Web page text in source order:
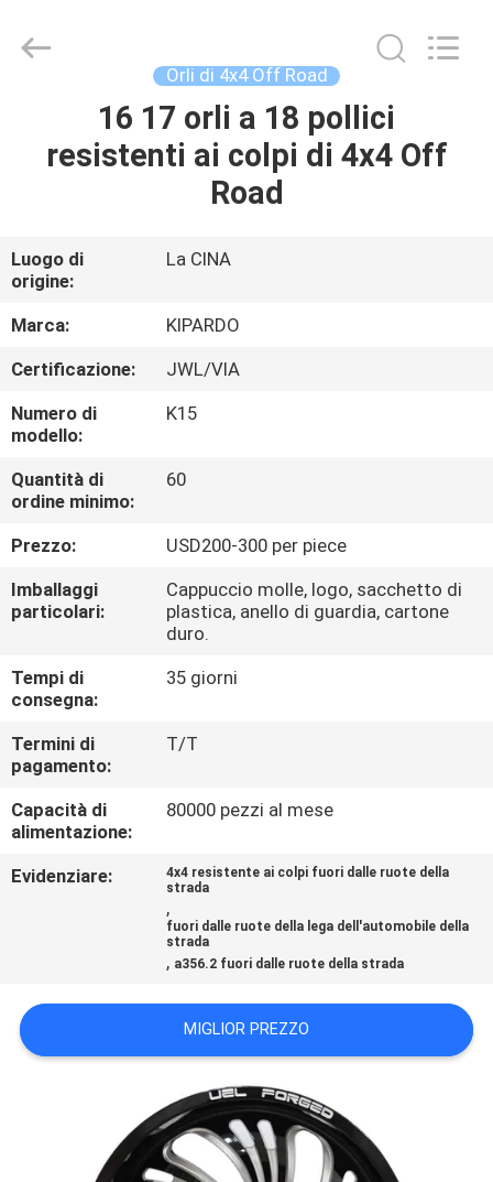
CIRCA
NOI
GIRO
DELLA
FABBRICA
CONTROLLO
DI
QUALITÀ
UNA
CITAZIONE
MAPPA
PRIVACY
POLICY
Rimax
Industry
Orli di 4x4 Off Road
16 17 orli a 18 pollici
resistenti ai colpi di 4x4 Off
Road
Luogo di
origine:
La CINA
Marca:
KIPARDO
Certificazione:
JWL/VIA
Numero di
modello:
K15
Quantità di
ordine minimo:
60
Prezzo:
USD200-300 per piece
Imballaggi
particolari:
Cappuccio molle, logo, sacchetto di
plastica, anello di guardia, cartone
duro.
Tempi di
consegna:
35 giorni
Termini di
pagamento:
T/T
Capacità di
alimentazione:
80000 pezzi al mese
Evidenziare:
4x4 resistente ai colpi fuori dalle ruote della
strada
,
fuori dalle ruote della lega dell'automobile della
strada
, a356.2 fuori dalle ruote della strada
MIGLIOR PREZZO